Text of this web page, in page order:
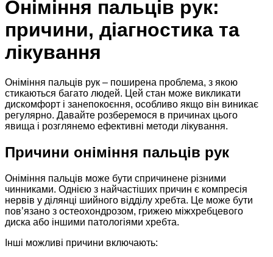
Оніміння пальців рук:
причини, діагностика та
лікування
Оніміння пальців рук – поширена проблема, з якою
стикаються багато людей. Цей стан може викликати
дискомфорт і занепокоєння, особливо якщо він виникає
регулярно. Давайте розберемося в причинах цього
явища і розглянемо ефективні методи лікування.
Причини оніміння пальців рук
Оніміння пальців може бути спричинене різними
чинниками. Однією з найчастіших причин є компресія
нервів у ділянці шийного відділу хребта. Це може бути
пов’язано з остеохондрозом, грижею міжхребцевого
диска або іншими патологіями хребта.
Інші можливі причини включають: